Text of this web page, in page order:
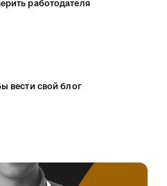
работодателя
вести свой блог